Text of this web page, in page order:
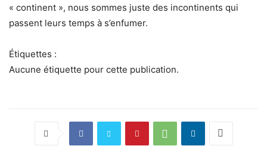
« continent », nous sommes juste des incontinents qui
passent leurs temps à s’enfumer.
Étiquettes :
Aucune étiquette pour cette publication.